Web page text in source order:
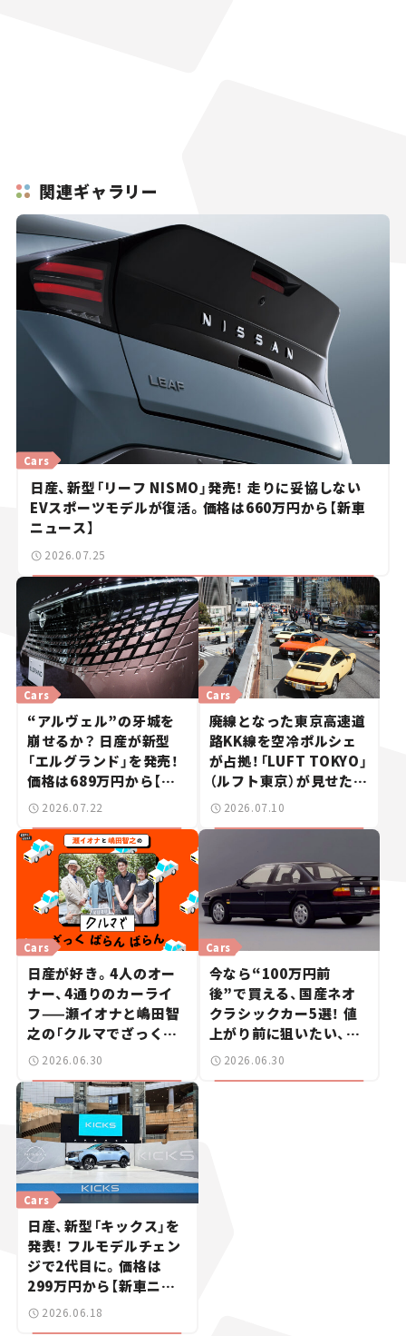
関連ギャラリー
Cars
日産、新型「リーフ NISMO」発売！ 走りに妥協しない
EVスポーツモデルが復活。価格は660万円から【新車
ニュース】
2026.07.25
Cars
“アルヴェル”の牙城を
崩せるか？ 日産が新型
「エルグランド」を発売！
価格は689万円から【新
車ニュース】
2026.07.22
Cars
廃線となった東京高速道
路KK線を空冷ポルシェ
が占拠！「LUFT TOKYO」
（ルフト東京）が見せた奇
跡の一日——ハッサンの
2026.07.10
Cars
日産が好き。4人のオー
ナー、4通りのカーライ
フ——瀬イオナと嶋田智
之の「クルマでざっくば
らんばらん！」＃19
2026.06.30
Cars
今なら“100万円前
後”で買える、国産ネオ
クラシックカー5選！ 値
上がり前に狙いたい、中
古車探しをお手伝い――ちょ
2026.06.30
Cars
日産、新型「キックス」を
発表！ フルモデルチェン
ジで2代目に。価格は
299万円から【新車ニュ
ース】
2026.06.18